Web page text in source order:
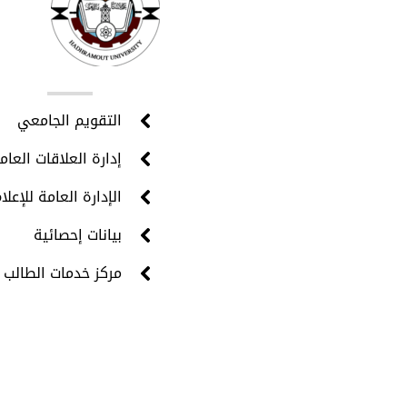
التقويم الجامعي
إدارة العلاقات
الإدارة العامة
بيانات إحصائية
مركز خدمات